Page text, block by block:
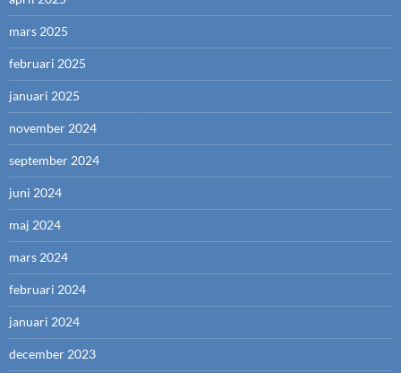
mars 2025
februari 2025
januari 2025
november 2024
september 2024
juni 2024
maj 2024
mars 2024
februari 2024
januari 2024
december 2023